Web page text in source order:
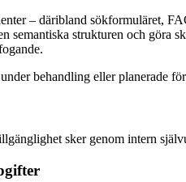
– däribland sökformuläret,
semantiska strukturen och göra
behandling eller planerade
sker genom intern